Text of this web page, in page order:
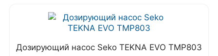
Дозирующий насос Seko TEKNA EVO TMP803